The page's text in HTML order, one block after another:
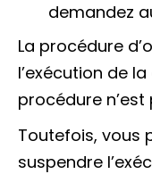
demandez
La procédure
l’exécution de
procédure n’est
Toutefois, vous
suspendre